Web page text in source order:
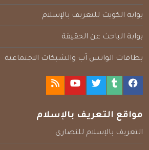
بوابة الكويت للتعريف بالإسلام
بوابة الباحث عن الحقيقة
بطاقات الواتس آب والشبكات الاجتماعية
مواقع التعريف بالإسلام
التعريف بالإسلام للنصارى